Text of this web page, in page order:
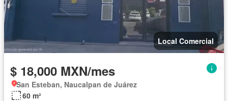
Local Comercial
$ 18,000 MXN/mes
San Esteban, Naucalpan de Juárez
60 m²